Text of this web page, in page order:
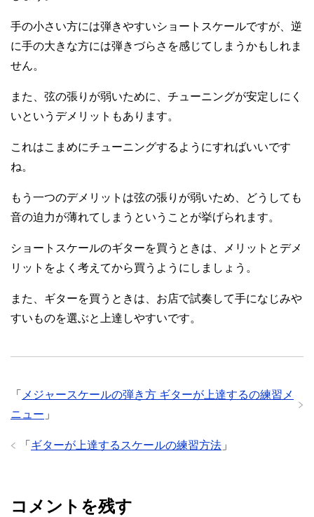
手の小さい方には弾きやすいショートスケールですが、逆
に手の大きな方には弾きづらさを感じてしまうかもしれま
せん。
また、弦の張りが弱いために、チューニングが安定しにく
いというデメリットもあります。
これはこまめにチューニングするようにすればいいです
ね。
もう一つのデメリットは弦の張りが弱いため、どうしても
音の迫力が薄れてしまうということが挙げられます。
ショートスケールのギターを買うときは、メリットとデメ
リットをよく考えてから買うようにしましょう。
また、ギターを買うときは、お店で試奏して手になじみや
すいものを選ぶと上達しやすいです。
「 メジャースケールの弾き方 ギターが上達するの練習メ
ニュー 」
「 ギターが上達するスケールの練習方法 」
コメントを残す